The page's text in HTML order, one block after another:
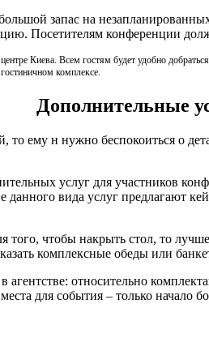
запас на
Посетителям конференции
Киева. Всем гостям будет удобно
комплексе.
Дополнительные
ему н нужно беспокоиться о
услуг для участников
вида услуг предлагают
того, чтобы накрыть стол, то
комплексные обеды или
агентстве: относительно
для события – только начало